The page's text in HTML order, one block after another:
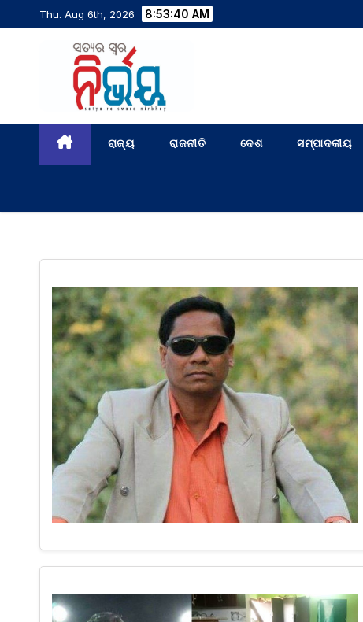
Thu. Aug 6th, 2026 8:53:41 AM
ରାଜ୍ୟ ରାଜନୀତି ଦେଶ ସମ୍ପାଦକୀୟ